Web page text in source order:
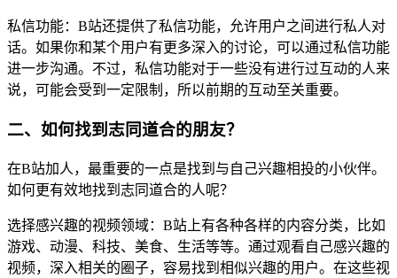
私信功能：B站还提供了私信功能，允许用户之间进行私人对
话。如果你和某个用户有更多深入的讨论，可以通过私信功能
进一步沟通。不过，私信功能对于一些没有进行过互动的人来
说，可能会受到一定限制，所以前期的互动至关重要。
二、如何找到志同道合的朋友？
在B站加人，最重要的一点是找到与自己兴趣相投的小伙伴。
如何更有效地找到志同道合的人呢？
选择感兴趣的视频领域：B站上有各种各样的内容分类，比如
游戏、动漫、科技、美食、生活等等。通过观看自己感兴趣的
视频，深入相关的圈子，容易找到相似兴趣的用户。在这些视